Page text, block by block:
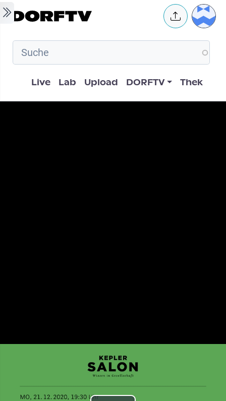
Skip to main content User
Hauptnavigation
Live Lab Upload DORFTV Thek